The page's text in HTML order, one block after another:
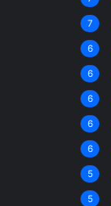
7
6
6
6
6
6
5
5